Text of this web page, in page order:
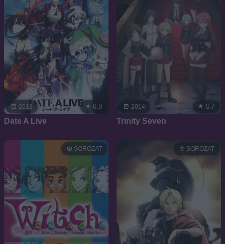
2013 6.9
Date A Live
2014 6.7
Trinity Seven
SOROZAT SOROZAT